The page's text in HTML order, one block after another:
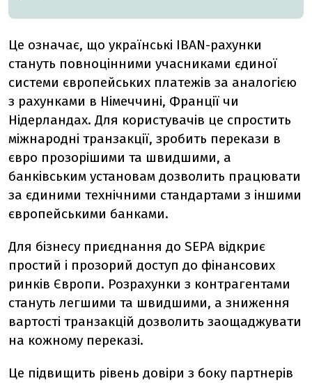
Це означає, що українські IBAN-рахунки
стануть повноцінними учасниками єдиної
системи європейських платежів за аналогією
з рахунками в Німеччині, Франції чи
Нідерландах. Для користувачів це спростить
міжнародні транзакції, зробить перекази в
євро прозорішими та швидшими, а
банківським установам дозволить працювати
за єдиними технічними стандартами з іншими
європейськими банками.
Для бізнесу приєднання до SEPA відкриє
простий і прозорий доступ до фінансових
ринків Європи. Розрахунки з контрагентами
стануть легшими та швидшими, а зниження
вартості транзакцій дозволить заощаджувати
на кожному переказі.
Це підвищить рівень довіри з боку партнерів